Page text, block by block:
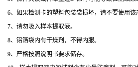
6、如果检测卡的塑料包装袋损坏，请不要使用该
7、请勿吸入样本提取液。
8、铝箔袋内有干燥剂，不得内服。
9、严格按照说明书要求储存。